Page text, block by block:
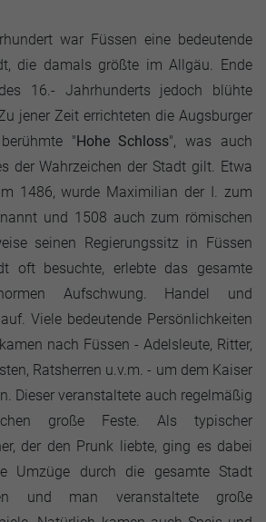
war Füssen eine bedeutende
die damals größte im Allgäu. Ende
16.- Jahrhunderts jedoch blühte
jener Zeit errichteten die Augsburger
"Hohe Schloss", was auch
der Wahrzeichen der Stadt gilt. Etwa
1486, wurde Maximilian der I. zum
und 1508 auch zum römischen
seinen Regierungssitz in Füssen
oft besuchte, erlebte das gesamte
Aufschwung. Handel und
Viele bedeutende Persönlichkeiten
nach Füssen - Adelsleute, Ritter,
Ratsherren u.v.m. - um dem Kaiser
Dieser veranstaltete auch regelmäßig
große Feste. Als typischer
der den Prunk liebte, ging es dabei
Umzüge durch die gesamte Stadt
und man veranstaltete große